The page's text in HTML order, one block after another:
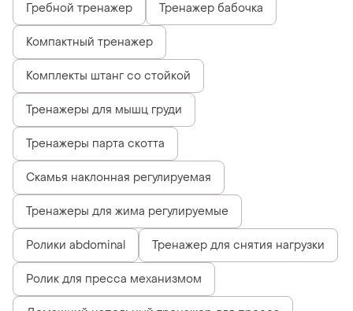
Гребной тренажер Тренажер бабочка
Компактный тренажер
Комплекты штанг со стойкой
Тренажеры для мышц груди
Тренажеры парта скотта
Скамья наклонная регулируемая
Тренажеры для жима регулируемые
Ролики abdominal Тренажер для снятия нагрузки
Ролик для пресса механизмом